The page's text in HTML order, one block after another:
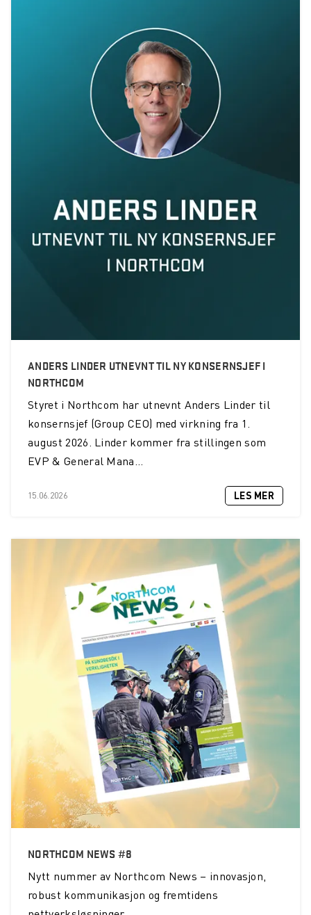
ANDERS LINDER UTNEVNT TIL NY KONSERNSJEF I
NORTHCOM
Styret i Northcom har utnevnt Anders Linder til
konsernsjef (Group CEO) med virkning fra 1.
august 2026. Linder kommer fra stillingen som
EVP & General Mana...
15.06.2026 LES MER
NORTHCOM NEWS #8
Nytt nummer av Northcom News – innovasjon,
robust kommunikasjon og fremtidens